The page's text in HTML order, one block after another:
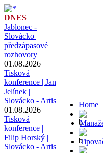
DNES
Jablonec -
Slovácko |
předzápasové
rozhovory
01.08.2026
Tisková
konference | Jan
Jelínek |
Slovácko - Artis
01.08.2026
Tisková
konference |
Filip Horský |
Slovácko - Artis
Home